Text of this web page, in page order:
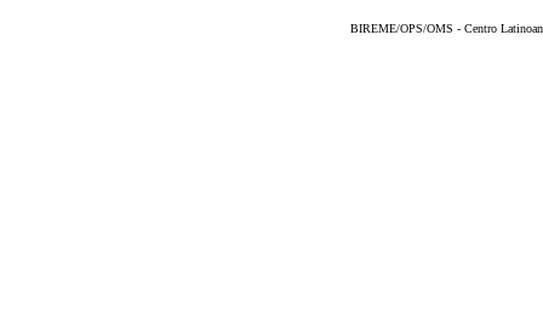
BIREME/OPS/OMS - Centro